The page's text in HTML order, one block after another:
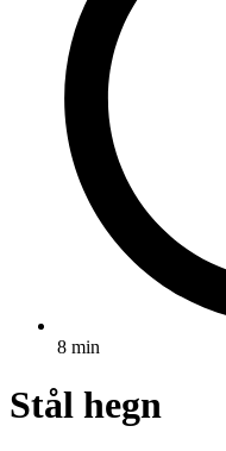
8 min
Stål hegn